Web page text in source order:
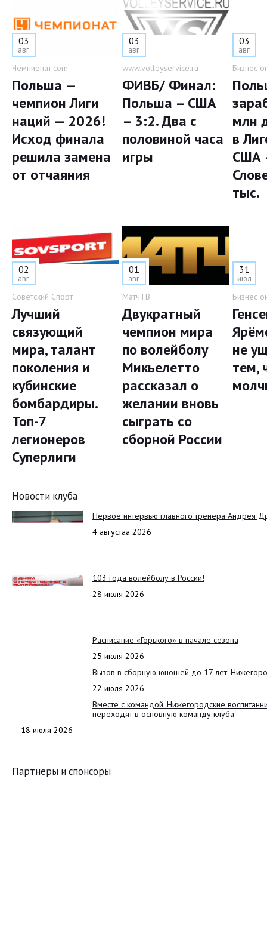
03
авг
Чемпионат.com
Польша —
чемпион Лиги
наций — 2026!
Исход финала
решила замена
от отчаяния
03
авг
www.volleyservice.ru
ФИВБ/ Финал:
Польша – США
– 3:2. Два с
половиной часа
игры
03
авг
Бизнес
млн
в
США
тыс.
02
авг
Советский Спорт
Лучший
связующий
мира, талант
поколения и
кубинские
бомбардиры.
Топ-7
легионеров
Суперлиги
01
авг
МатчТВ
Двукратный
чемпион мира
по волейболу
Микьелетто
рассказал о
желании вновь
сыграть со
сборной России
31
июл
Бизнес
не
тем,
Новости клуба
Первое интервью главного тренера Андрея
4 августаа 2026
103 года волейболу в России!
28 июля 2026
Расписание «Горького» в начале сезона
25 июля 2026
Вызов в сборную юношей до 17 лет.
22 июля 2026
Вместе с командой. Нижегородские
переходят в основную команду клуба
18 июля 2026
Партнеры и спонсоры